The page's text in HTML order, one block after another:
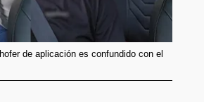
de aplicación es confundido con el